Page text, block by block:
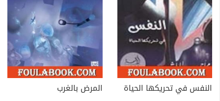
النفس في تحريكها الحياة
المرض بالغرب